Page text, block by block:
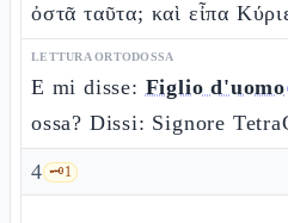
ὀστᾶ ταῦτα; καὶ εἶπα
LETTURA ORTODOSSA
E mi disse: Figlio d'uomo
ossa? Dissi: Signore
4 🗝️1